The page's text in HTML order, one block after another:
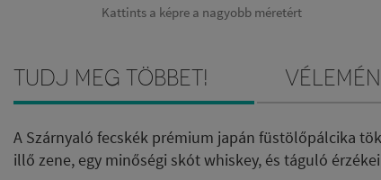
Kattints a képre a nagyobb méretért
Tudj meg többet!
A Szárnyaló fecskék prémium japán füstölőpálcika
illő zene, egy minőségi skót whiskey, és táguló